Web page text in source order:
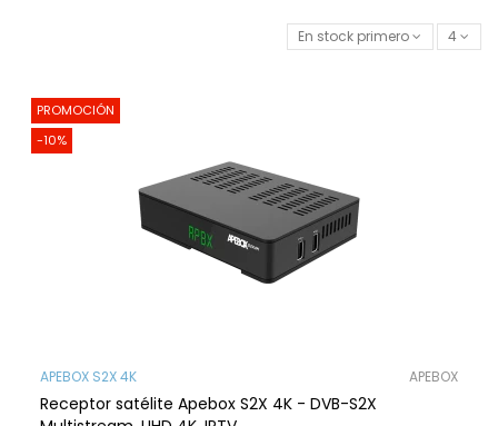
En stock primero 4
PROMOCIÓN
-10%
APEBOX S2X 4K APEBOX
Receptor satélite Apebox S2X 4K - DVB-S2X